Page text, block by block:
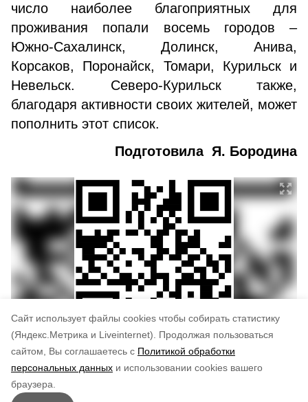
Cайт использует файлы cookies чтобы собирать статистику
(Яндекс.Метрика и Liveinternet).
Продолжая пользоваться
сайтом, Вы соглашаетесь с Политикой обработки
персональных данных и использовании cookies вашего
браузера.
число наиболее благоприятных для
проживания попали восемь городов –
Южно-Сахалинск, Долинск, Анива,
Корсаков, Поронайск, Томари, Курильск и
Невельск. Северо-Курильск также,
благодаря активности своих жителей, может
пополнить этот список.
Подготовила Я. Бородина
по оценке
5